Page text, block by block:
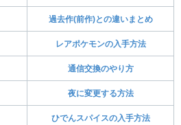
過去作(前作)との違いまとめ
レアポケモンの入手方法
通信交換のやり方
夜に変更する方法
ひでんスパイスの入手方法